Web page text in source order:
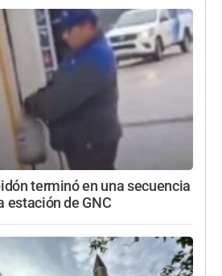
terminó en una secuencia
estación de GNC